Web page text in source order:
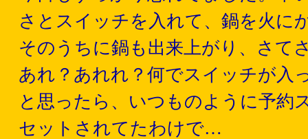
さとスイッチを入れて、鍋を火に
そのうちに鍋も出来上がり、さて
あれ？あれれ？何でスイッチが入
と思ったら、いつものように予約
セットされてたわけで…